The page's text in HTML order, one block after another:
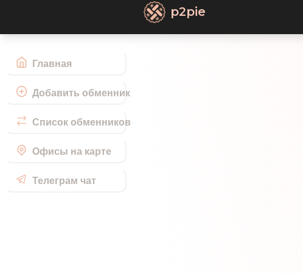
Главная
Добавить обменник
Список обменников
Офисы на карте
Телеграм чат
p2pie